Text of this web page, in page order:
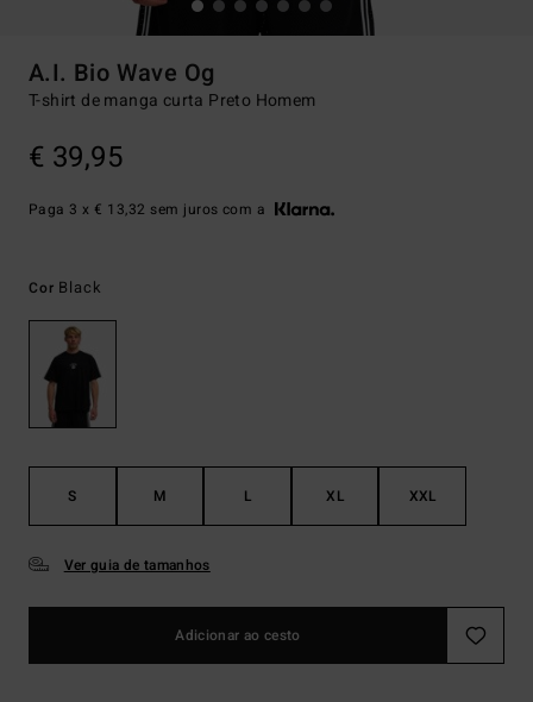
A.I. Bio Wave Og
T-shirt de manga curta Preto Homem
€ 39,95
Paga 3 x € 13,32 sem juros com a
Cor Black
S M L XL XXL
Ver guia de tamanhos
Adicionar ao cesto